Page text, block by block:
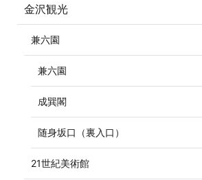
金沢観光
兼六園
兼六園
成巽閣
随身坂口（裏入口）
21世紀美術館